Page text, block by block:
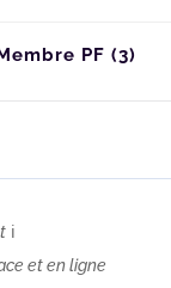
PF (3)
ℹ️
et en ligne